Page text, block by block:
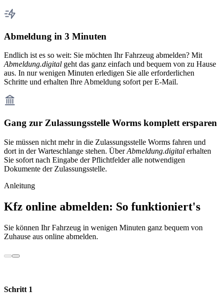
Abmeldung in 3 Minuten
Endlich ist es so weit: Sie möchten Ihr Fahrzeug abmelden? Mit
Abmeldung.digital geht das ganz einfach und bequem von zu Hause
aus. In nur wenigen Minuten erledigen Sie alle erforderlichen
Schritte und erhalten Ihre Abmeldung sofort per E-Mail.
Gang zur Zulassungsstelle Worms komplett ersparen
Sie müssen nicht mehr in die Zulassungsstelle Worms fahren und
dort in der Warteschlange stehen. ÜberAbmeldung.digital erhalten
Sie sofort nach Eingabe der Pflichtfelder alle notwendigen
Dokumente der Zulassungsstelle.
Anleitung
Kfz online abmelden: So funktioniert's
Sie können Ihr Fahrzeug in wenigen Minuten ganz bequem von
Zuhause aus online abmelden.
Schritt 1